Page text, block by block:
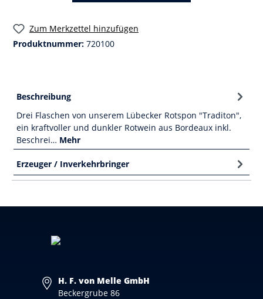
Zum Merkzettel hinzufügen
Produktnummer: 720100
Beschreibung
Drei Flaschen von unserem Lübecker Rotspon "Traditon",
ein kraftvoller und dunkler Rotwein aus Bordeaux inkl.
Beschrei… Mehr
Erzeuger / Inverkehrbringer
H. F. von Melle GmbH
Beckergrube 86